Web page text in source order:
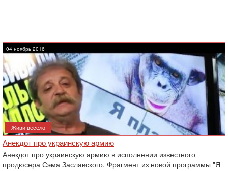
04 ноябрь 2016
Живи весело
Анекдот про украинскую армию
Анекдот про украинскую армию в исполнении известного
продюсера Сэма Заславского. Фрагмент из новой программы "Я